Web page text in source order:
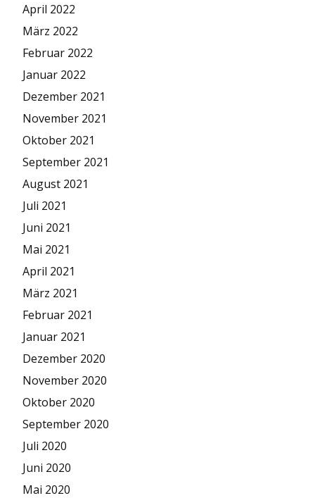
April 2022
März 2022
Februar 2022
Januar 2022
Dezember 2021
November 2021
Oktober 2021
September 2021
August 2021
Juli 2021
Juni 2021
Mai 2021
April 2021
März 2021
Februar 2021
Januar 2021
Dezember 2020
November 2020
Oktober 2020
September 2020
Juli 2020
Juni 2020
Mai 2020